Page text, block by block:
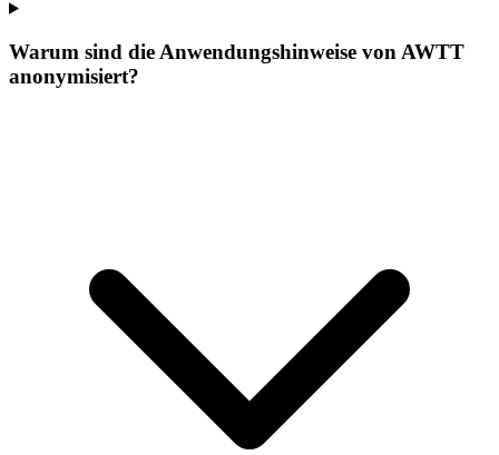
Warum sind die Anwendungshinweise von AWTT
anonymisiert?